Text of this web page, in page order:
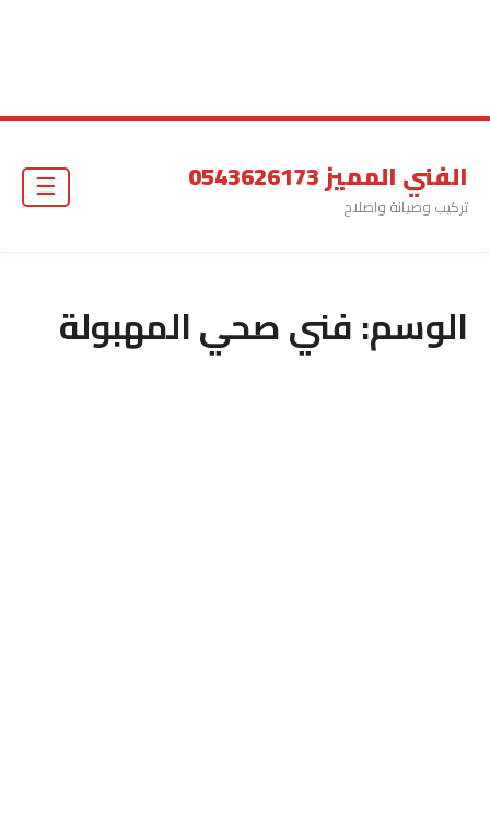
الفني المميز 0543626173
تركيب وصيانة واصلاح
الوسم:فني صحي المهبولة